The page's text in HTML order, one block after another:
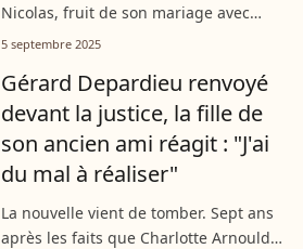
Nicolas, fruit de son mariage avec
Jacques Charrier, semblent s’être
beau fixe. Le conflit a même...
5 septembre 2025
Gérard Depardieu renvoyé
devant la justice, la fille de
son ancien ami réagit : "J'ai
du mal à réaliser"
La nouvelle vient de tomber. Sept ans
après les faits que Charlotte Arnould